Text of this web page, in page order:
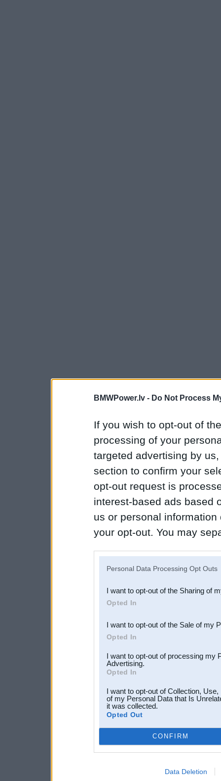
BMWPower.lv - Do Not Process
If you wish to opt-out of
processing of your
targeted advertising by
section to confirm your
opt-out request is
interest-based ads based
us or personal
your opt-out. You may
Downstream Participants
third parties.
Personal Data Processing Opt Outs
I want to opt-out of the Sharing of
Opted In
I want to opt-out of the Sale of my
Opted In
I want to opt-out of processing my
Advertising.
Opted In
I want to opt-out of Collection,
of my Personal Data that Is
it was collected.
Opted Out
CONFIRM
Data Deletion